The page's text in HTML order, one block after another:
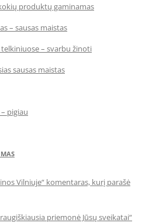
produktų gaminamas
– sausas maistas
– svarbu žinoti
sausas maistas
pigiau
Vilniuje“ komentaras, kurį parašė
priemonė Jūsų sveikatai“